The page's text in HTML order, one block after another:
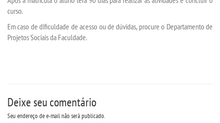
EDITAL
UNIESP NEWS
curso.
Em caso de dificuldade de acesso ou de dúvidas, procure o Departamento de
Projetos Sociais da Faculdade.
Deixe seu comentário
Seu endereço de e-mail não será publicado.